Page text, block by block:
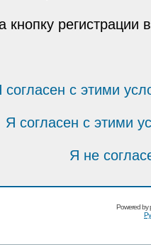
кнопку регистрации
согласен с этими
Я согласен с этими
Я не
Powered by